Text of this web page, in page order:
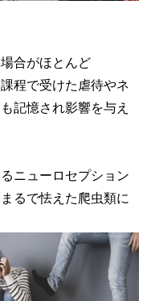
合がほとんど
程で受けた虐待やネ
記憶され影響を与え
ニューロセプション
るで怯えた爬虫類に